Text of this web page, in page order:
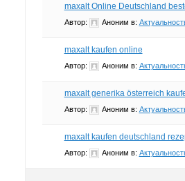
maxalt Online Deutschland
Автор: Аноним в:
maxalt kaufen online
Автор: Аноним в:
maxalt generika österreich
Автор: Аноним в:
maxalt kaufen deutschland
Автор: Аноним в: